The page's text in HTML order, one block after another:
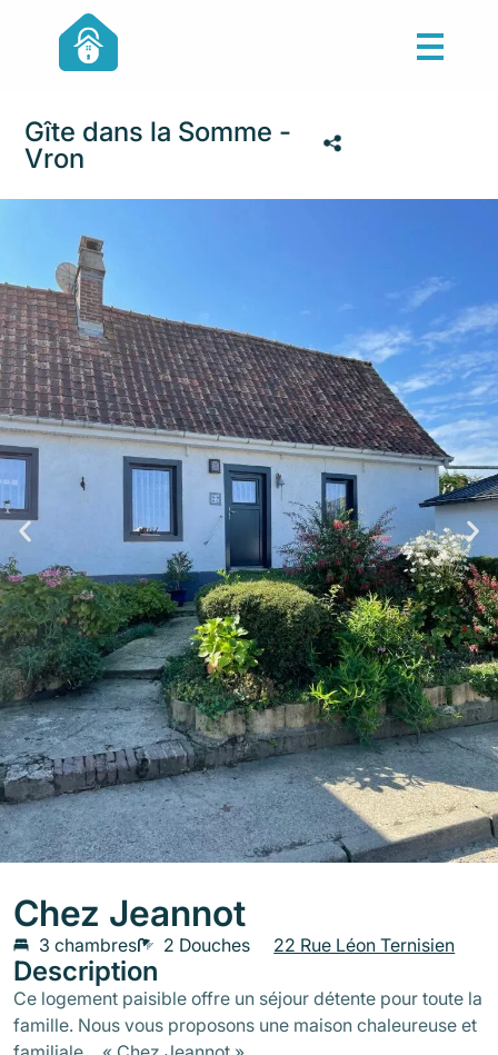
Gîte dans la Somme -
Vron
Chez Jeannot
3 chambres 2 Douches 22 Rue Léon Ternisien
Description
Ce logement paisible offre un séjour détente pour toute la
famille. Nous vous proposons une maison chaleureuse et